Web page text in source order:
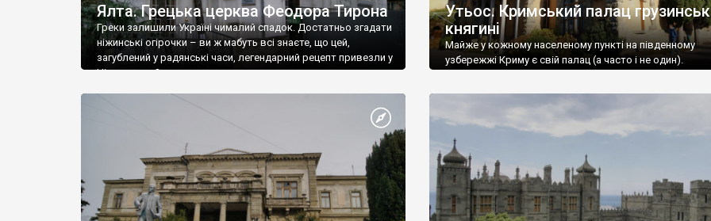
Ялта. Грецька церква Феодора Тирона
Греки залишили Україні чималий спадок. Достатньо згадати
ніжинські огірочки – ви ж мабуть всі знаєте, що цей,
загублений у радянські часи, легендарний рецепт привезли у
Ніжин греки?
Утьос. Кримський палац
княгині
Майже у кожному населеному пункті на південному
узбережжі Криму є свій палац (а часто і не один).